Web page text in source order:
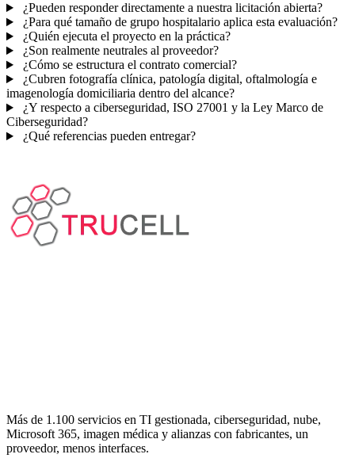
¿Pueden responder directamente a nuestra licitación abierta?
¿Para qué tamaño de grupo hospitalario aplica esta evaluación?
¿Quién ejecuta el proyecto en la práctica?
¿Son realmente neutrales al proveedor?
¿Cómo se estructura el contrato comercial?
¿Cubren fotografía clínica, patología digital, oftalmología e
imagenología domiciliaria dentro del alcance?
¿Y respecto a ciberseguridad, ISO 27001 y la Ley Marco de
Ciberseguridad?
¿Qué referencias pueden entregar?
Más de 1.100 servicios en TI gestionada, ciberseguridad, nube,
Microsoft 365, imagen médica y alianzas con fabricantes, un
proveedor, menos interfaces.